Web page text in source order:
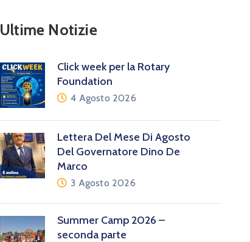
Ultime Notizie
Click week per la Rotary
Foundation
4 Agosto 2026
Lettera Del Mese Di Agosto
Del Governatore Dino De
Marco
3 Agosto 2026
Summer Camp 2026 –
seconda parte